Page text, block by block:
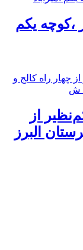
،کوچه یکم
از
البرز